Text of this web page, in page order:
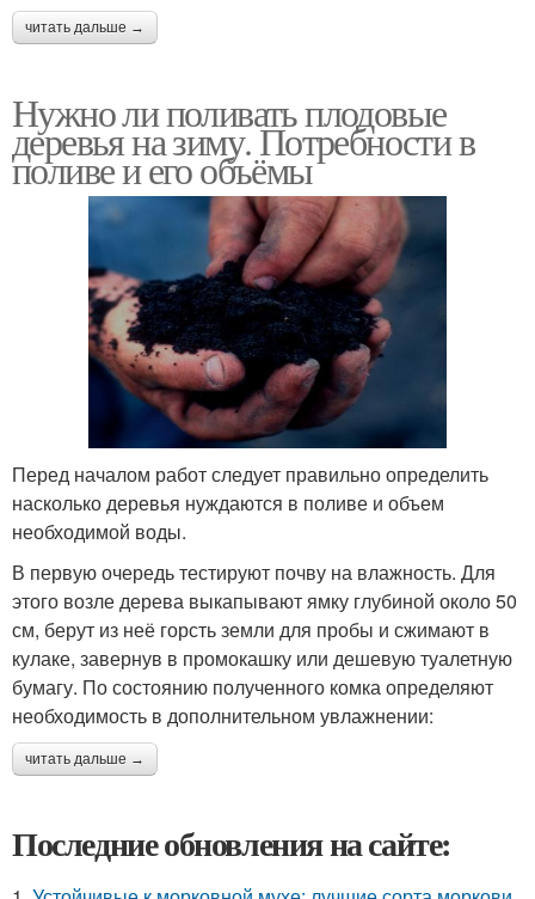
читать дальше →
Нужно ли поливать плодовые
деревья на зиму. Потребности в
поливе и его объёмы
Перед началом работ следует правильно определить
насколько деревья нуждаются в поливе и объем
необходимой воды.
В первую очередь тестируют почву на влажность. Для
этого возле дерева выкапывают ямку глубиной около 50
см, берут из неё горсть земли для пробы и сжимают в
кулаке, завернув в промокашку или дешевую туалетную
бумагу. По состоянию полученного комка определяют
необходимость в дополнительном увлажнении:
читать дальше →
Последние обновления на сайте: